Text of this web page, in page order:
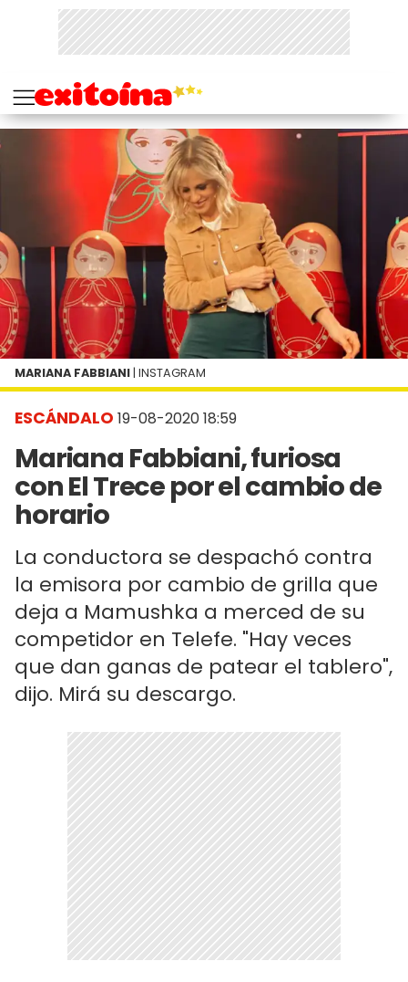
ESCÁNDALO 19-08-2020 18:59
Mariana Fabbiani, furiosa
con El Trece por el cambio de
horario
La conductora se despachó contra
la emisora por cambio de grilla que
deja a Mamushka a merced de su
competidor en Telefe. "Hay veces
que dan ganas de patear el tablero",
dijo. Mirá su descargo.
MARIANA FABBIANI | INSTAGRAM